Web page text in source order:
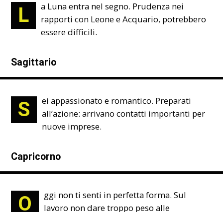
L
a Luna entra nel segno. Prudenza nei
rapporti con Leone e Acquario, potrebbero
essere difficili.
Sagittario
S
ei appassionato e romantico. Preparati
all’azione: arrivano contatti importanti per
nuove imprese.
Capricorno
O
ggi non ti senti in perfetta forma. Sul
lavoro non dare troppo peso alle